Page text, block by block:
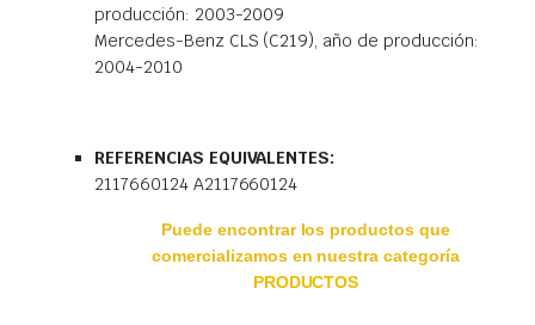
producción: 2003-2009
Mercedes-Benz CLS (C219), año de producción:
2004-2010
REFERENCIAS EQUIVALENTES:
2117660124 A2117660124
Puede encontrar los productos que
comercializamos en nuestra categoría
PRODUCTOS